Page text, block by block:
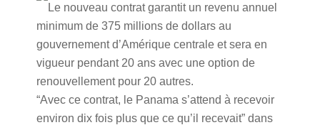
Le nouveau contrat garantit un revenu annuel
minimum de 375 millions de dollars au
gouvernement d’Amérique centrale et sera en
vigueur pendant 20 ans avec une option de
renouvellement pour 20 autres.
“Avec ce contrat, le Panama s’attend à recevoir
environ dix fois plus que ce qu’il recevait” dans